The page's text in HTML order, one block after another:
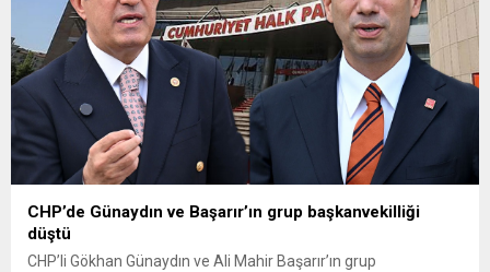
CHP’de Günaydın ve Başarır’ın grup başkanvekilliği
düştü
CHP’li Gökhan Günaydın ve Ali Mahir Başarır’ın grup